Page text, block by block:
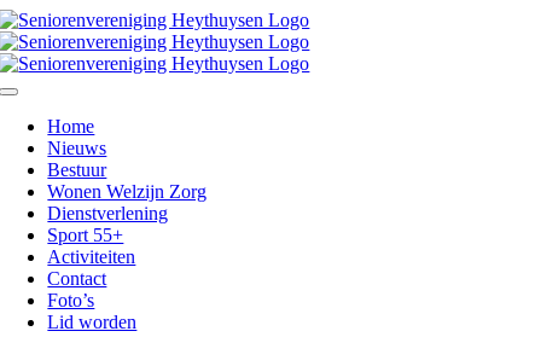
Ga
naar
inhoud
Toggle
NavigationHome
Nieuws
Bestuur
Wonen Welzijn Zorg
Dienstverlening
Sport 55+
Activiteiten
Contact
Foto’s
Lid worden